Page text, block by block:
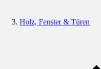
Holz, Fenster & Türen